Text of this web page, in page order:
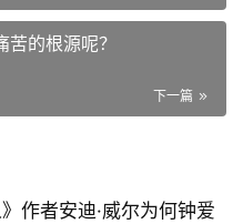
的根源呢？
下一篇
》作者安迪·威尔为何钟爱